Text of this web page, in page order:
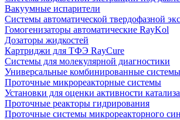
Вакуумные испарители
Системы автоматической твердофазной
Гомогенизаторы автоматические RayKol
Дозаторы жидкостей
Картриджи для ТФЭ RayCure
Системы для молекулярной диагностики
Универсальные комбинированные системы
Проточные микрореакторные системы
Установки для оценки активности
Проточные реакторы гидрирования
Проточные системы микрореакторного